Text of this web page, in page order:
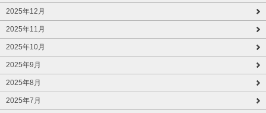
2025年12月
2025年11月
2025年10月
2025年9月
2025年8月
2025年7月